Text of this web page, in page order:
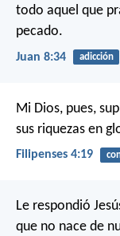
todo aquel que
pecado.
Juan 8:34 adicción
Mi Dios, pues,
sus riquezas en
Filipenses 4:19
Le respondió
que no nace de